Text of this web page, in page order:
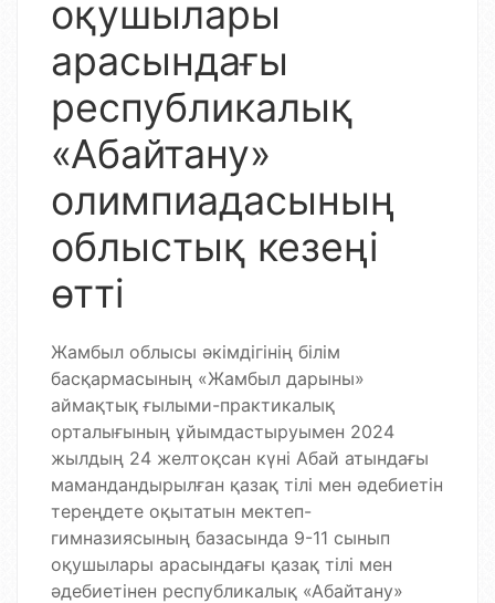
оқушылары
арасындағы
республикалық
«Абайтану»
олимпиадасының
облыстық кезеңі
өтті
Жамбыл облысы әкімдігінің білім
басқармасының «Жамбыл дарыны»
аймақтық ғылыми-практикалық
орталығының ұйымдастыруымен 2024
жылдың 24 желтоқсан күні Абай атындағы
мамандандырылған қазақ тілі мен әдебиетін
тереңдете оқытатын мектеп-
гимназиясының базасында 9-11 сынып
оқушылары арасындағы қазақ тілі мен
әдебиетінен республикалық «Абайтану»